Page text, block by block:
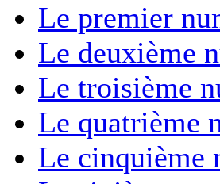
Le premier
Le deuxième
Le troisième
Le quatrième
Le cinquième